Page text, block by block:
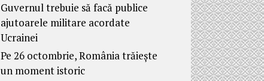
Guvernul trebuie să facă publice
ajutoarele militare acordate
Ucrainei
Pe 26 octombrie, România trăiește
un moment istoric